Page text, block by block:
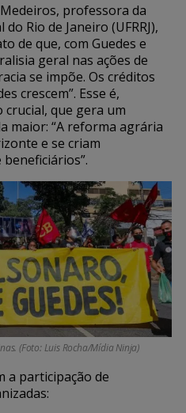
professora da
Rio de Janeiro (UFRRJ),
de que, com Guedes e
geral nas ações de
se impõe. Os créditos
crescem”. Esse é,
que gera um
maior: “A reforma agrária
e se criam
(Foto: Luis Rocha/Mídia Ninja)
a participação de